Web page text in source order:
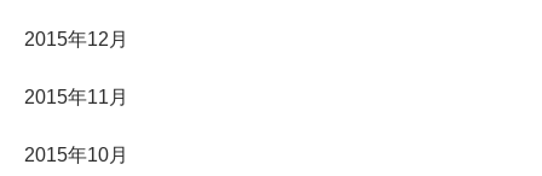
2015年12月
2015年11月
2015年10月